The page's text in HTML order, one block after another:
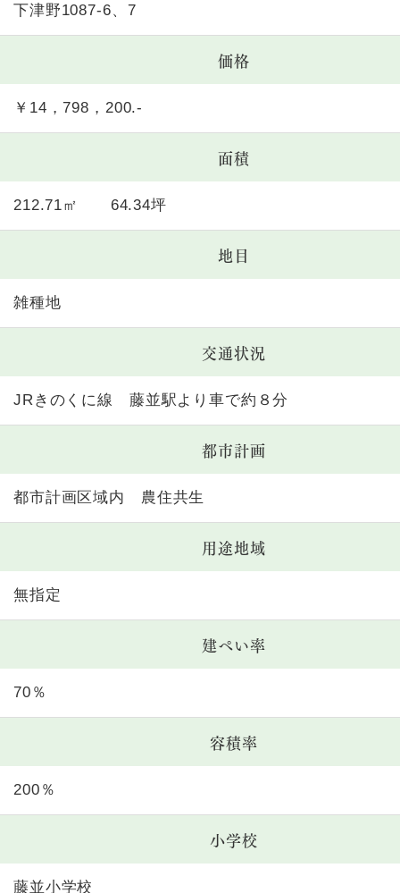
下津野1087-6、7
価格
￥14，798，200.-
面積
212.71㎡ 64.34坪
地目
雑種地
交通状況
JRきのくに線 藤並駅より車で約８分
都市計画
都市計画区域内 農住共生
用途地域
無指定
建ぺい率
70％
容積率
200％
小学校
藤並小学校